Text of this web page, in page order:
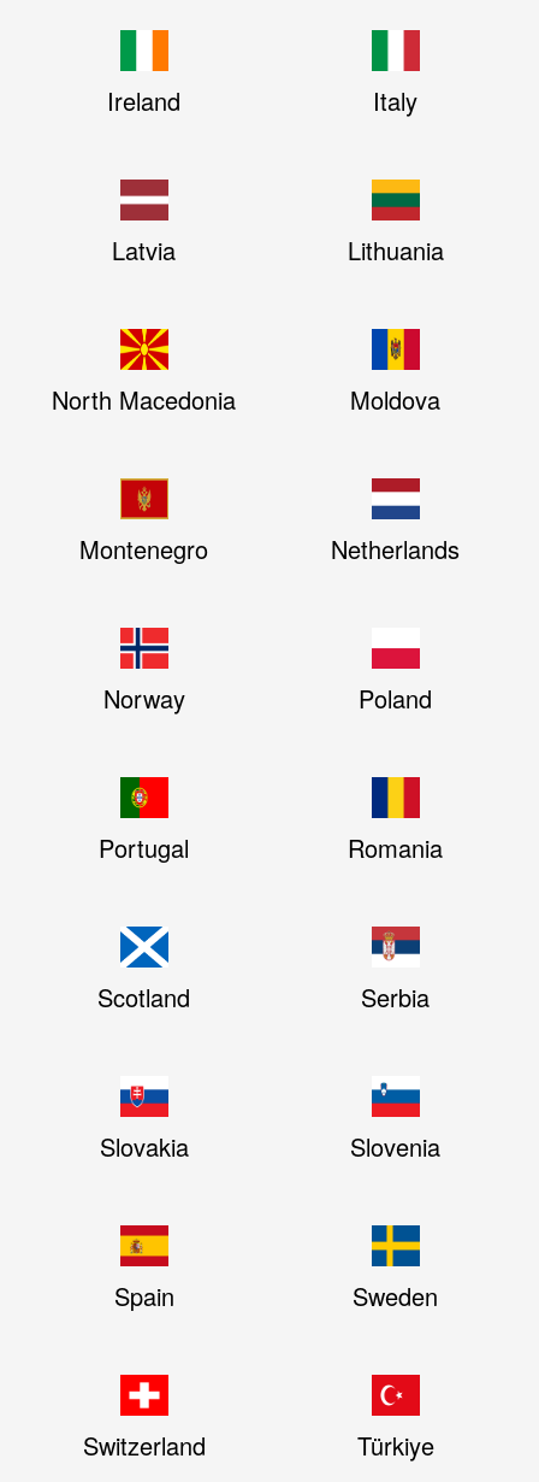
Ireland Italy
Latvia Lithuania
North Macedonia Moldova
Montenegro Netherlands
Norway Poland
Portugal Romania
Scotland Serbia
Slovakia Slovenia
Spain Sweden
Switzerland Türkiye